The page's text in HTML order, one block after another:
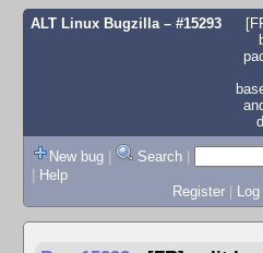
ALT Linux Bugzilla– #15293
New bug | Search |
| Help
Register |